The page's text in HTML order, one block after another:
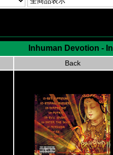
Inhuman Devotion -
Back